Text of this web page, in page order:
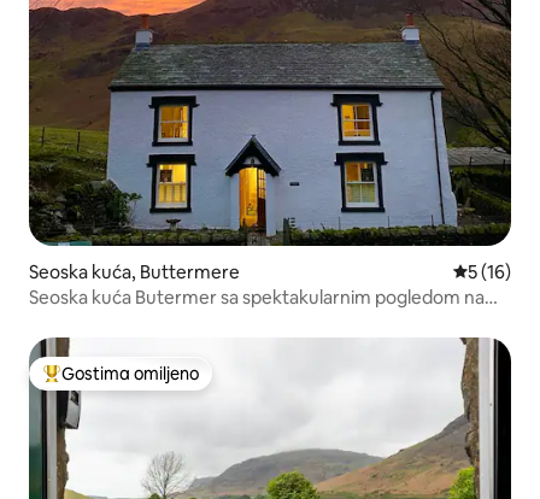
Seoska kuća, Buttermere Prosečna
5 (16)
Seoska kuća Butermer sa spektakularnim pogledom na
Najuspešniji među gostima omiljenim
Gostima omiljeno